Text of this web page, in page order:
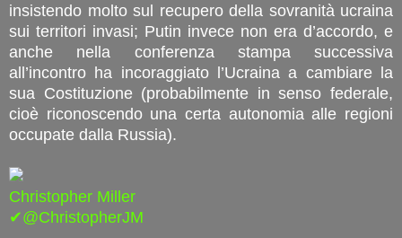
insistendo molto sul recupero della sovranità ucraina
sui territori invasi; Putin invece non era d’accordo, e
anche nella conferenza stampa successiva
all’incontro ha incoraggiato l’Ucraina a cambiare la
sua Costituzione (probabilmente in senso federale,
cioè riconoscendo una certa autonomia alle regioni
occupate dalla Russia).
Christopher Miller
✔@ChristopherJM